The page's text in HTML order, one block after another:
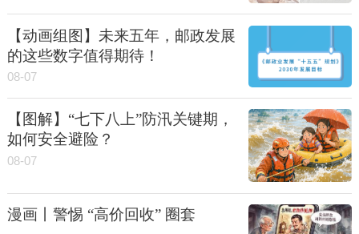
【动画组图】未来五年，邮政发展
的这些数字值得期待！
08-07
【图解】“七下八上”防汛关键期，
如何安全避险？
08-07
漫画丨警惕 “高价回收” 圈套